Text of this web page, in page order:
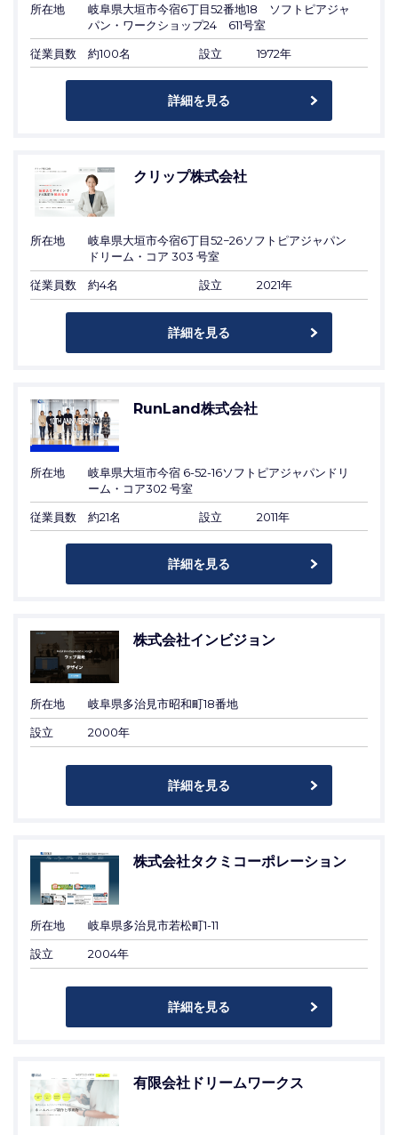
所在地
岐阜県大垣市今宿6丁目52番地18 ソフトピアジャ
パン・ワークショップ24 611号室
従業員数
約100名 設立 1972年
詳細を見る
クリップ株式会社
所在地
岐阜県大垣市今宿6丁目52−26ソフトピアジャパン
ドリーム・コア 303 号室
従業員数
約4名 設立 2021年
詳細を見る
RunLand株式会社
所在地
岐阜県大垣市今宿 6-52-16ソフトピアジャパンドリ
ーム・コア302 号室
従業員数
約21名 設立 2011年
詳細を見る
株式会社インビジョン
所在地
岐阜県多治見市昭和町18番地
設立
2000年
詳細を見る
株式会社タクミコーポレーション
所在地
岐阜県多治見市若松町1-11
設立
2004年
詳細を見る
有限会社ドリームワークス